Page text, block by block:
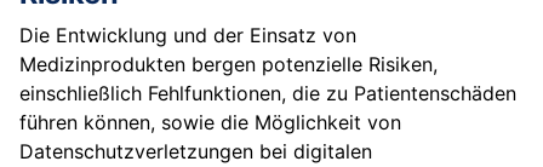
Die Entwicklung und der Einsatz von
Medizinprodukten bergen potenzielle Risiken,
einschließlich Fehlfunktionen, die zu Patientenschäden
führen können, sowie die Möglichkeit von
Datenschutzverletzungen bei digitalen